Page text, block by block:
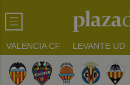
VALENCIA CF LEVANTE UD